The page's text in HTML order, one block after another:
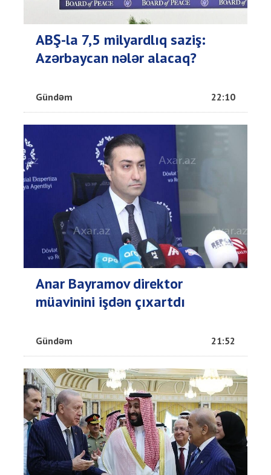
ABŞ-la 7,5 milyardlıq saziş:
Azərbaycan nələr alacaq?
Gündəm 22:10
Anar Bayramov direktor
müavinini işdən çıxartdı
Gündəm 21:52